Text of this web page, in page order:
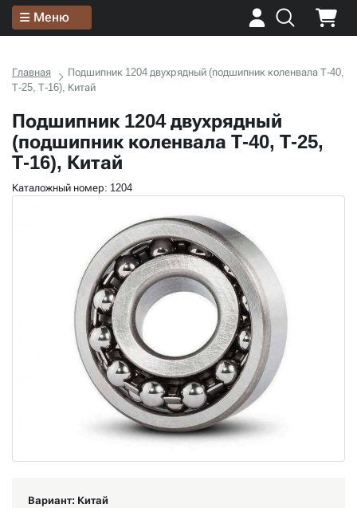
Меню
Главная
Подшипник 1204 двухрядный (подшипник коленвала Т-40,
Т-25, Т-16), Китай
Подшипник 1204 двухрядный
(подшипник коленвала Т-40, Т-25,
Т-16), Китай
Каталожный номер: 1204
Вариант: Китай